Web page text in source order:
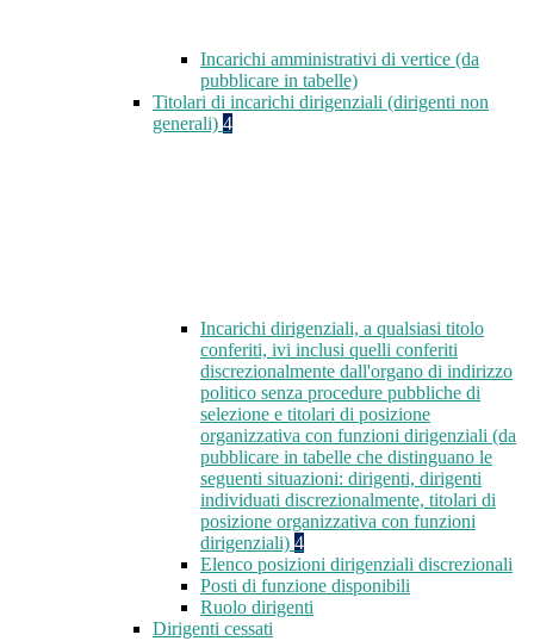
Incarichi amministrativi di vertice (da
pubblicare in tabelle)
Titolari di incarichi dirigenziali (dirigenti non
generali) 4
Incarichi dirigenziali, a qualsiasi titolo
conferiti, ivi inclusi quelli conferiti
discrezionalmente dall'organo di indirizzo
politico senza procedure pubbliche di
selezione e titolari di posizione
organizzativa con funzioni dirigenziali (da
pubblicare in tabelle che distinguano le
seguenti situazioni: dirigenti, dirigenti
individuati discrezionalmente, titolari di
posizione organizzativa con funzioni
dirigenziali) 4
Elenco posizioni dirigenziali discrezionali
Posti di funzione disponibili
Ruolo dirigenti
Dirigenti cessati